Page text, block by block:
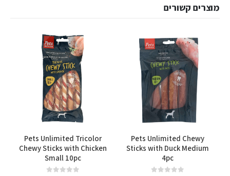
מוצרים קשורים
Pets Unlimited Chewy
Sticks with Duck Medium
4pc
Pets Unlimited Tricolor
Chewy Sticks with Chicken
Small 10pc